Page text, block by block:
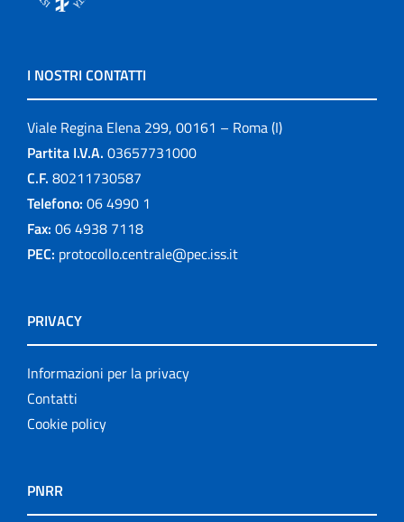
I NOSTRI CONTATTI
Viale Regina Elena 299, 00161 – Roma (I)
Partita I.V.A. 03657731000
C.F. 80211730587
Telefono: 06 4990 1
Fax: 06 4938 7118
PEC: protocollo.centrale@pec.iss.it
PRIVACY
Informazioni per la privacy
Contatti
Cookie policy
PNRR